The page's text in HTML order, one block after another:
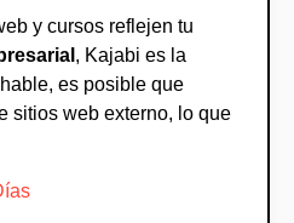
y cursos reflejen tu
, Kajabi es la
es posible que
sitios web externo, lo que